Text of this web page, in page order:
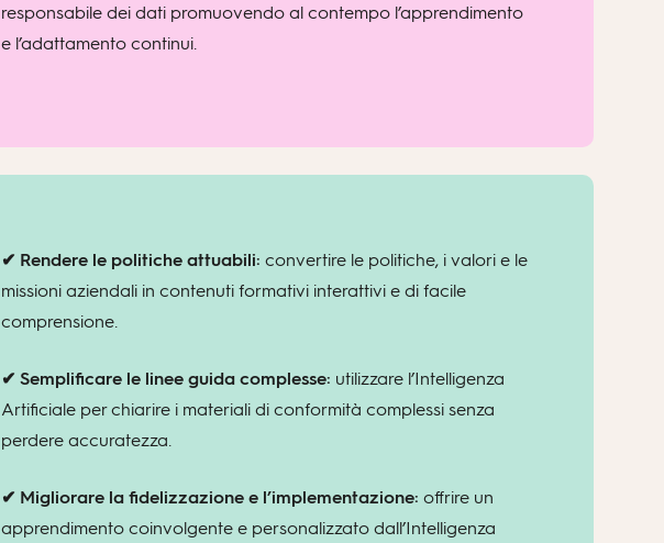
responsabile dei dati promuovendo al contempo l’apprendimento
e l’adattamento continui.
✔ Rendere le politiche attuabili: convertire le politiche, i valori e le
missioni aziendali in contenuti formativi interattivi e di facile
comprensione.
✔ Semplificare le linee guida complesse: utilizzare l’Intelligenza
Artificiale per chiarire i materiali di conformità complessi senza
perdere accuratezza.
✔ Migliorare la fidelizzazione e l’implementazione: offrire un
apprendimento coinvolgente e personalizzato dall’Intelligenza